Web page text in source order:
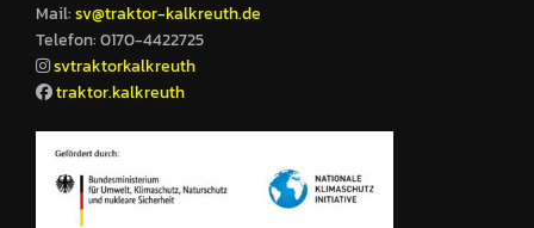
Mail:sv@traktor-kalkreuth.de
Telefon: 0170-4422725
svtraktorkalkreuth
traktor.kalkreuth